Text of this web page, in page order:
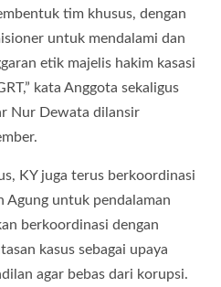
tim khusus, dengan
untuk mendalami dan
etik majelis hakim kasasi
kata Anggota sekaligus
Nur Dewata dilansir
KY juga terus berkoordinasi
Agung untuk pendalaman
berkoordinasi dengan
kasus sebagai upaya
agar bebas dari korupsi.